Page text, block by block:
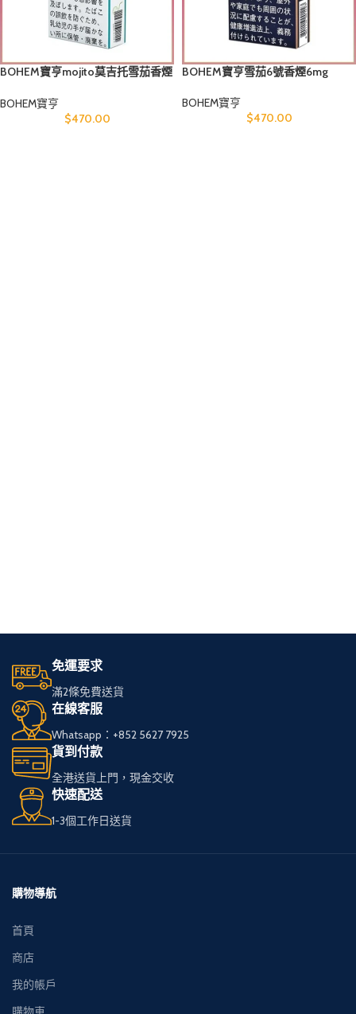
BOHEM寶亨mojito莫吉托雪茄香煙
BOHEM寶亨
$470.00
BOHEM寶亨雪茄6號香煙6mg
BOHEM寶亨
$470.00
免運要求
滿2條免費送貨
在線客服
Whatsapp：+852 5627 7925
貨到付款
全港送貨上門，現金交收
快速配送
1-3個工作日送貨
購物導航
首頁
商店
我的帳戶